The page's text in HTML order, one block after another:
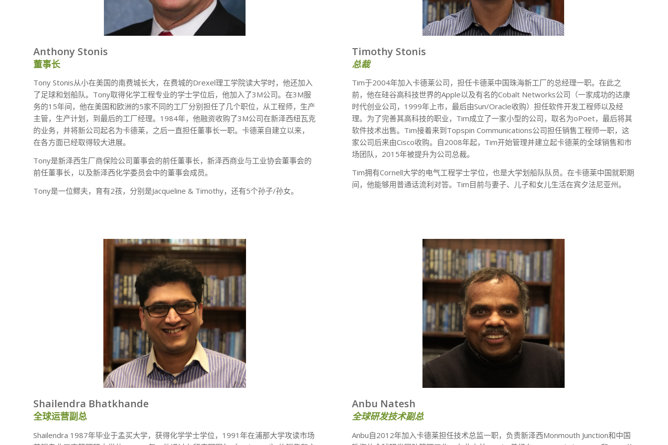
Anthony Stonis
董事长
Tony Stonis从小在美国的南费城长大，在费城的Drexel理工学院读大学时，他还加入
了足球和划船队。Tony取得化学工程专业的学士学位后，他加入了3M公司。在3M服
务的15年间，他在美国和欧洲的5家不同的工厂分别担任了几个职位，从工程师，生产
主管，生产计划，到最后的工厂经理。1984年，他融资收购了3M公司在新泽西纽瓦克
的业务，并将新公司起名为卡德莱，之后一直担任董事长一职。卡德莱自建立以来，
在各方面已经取得较大进展。
Tony是新泽西生厂商保险公司董事会的前任董事长，新泽西商业与工业协会董事会的
前任董事长，以及新泽西化学委员会中的董事会成员。
Tony是一位鳏夫，育有2孩，分别是Jacqueline & Timothy，还有5个孙子/孙女。
Timothy Stonis
总裁
Tim于2004年加入卡德莱公司，担任卡德莱中国珠海新工厂的总经理一职。在此之
前，他在硅谷高科技世界的Apple以及有名的Cobalt Networks公司（一家成功的达康
时代创业公司，1999年上市，最后由Sun/Oracle收购）担任软件开发工程师以及经
理。为了完善其高科技的职业，Tim成立了一家小型的公司，取名为oPoet，最后将其
软件技术出售。Tim接着来到Topspin Communications公司担任销售工程师一职，这
家公司后来由Cisco收购。自2008年起，Tim开始管理并建立起卡德莱的全球销售和市
场团队，2015年被提升为公司总裁。
Tim拥有Cornell大学的电气工程学士学位，也是大学划船队队员。在卡德莱中国就职期
间，他能够用普通话流利对答。Tim目前与妻子、儿子和女儿生活在宾夕法尼亚州。
Shailendra Bhatkhande
全球运营副总
Shailendra 1987年毕业于孟买大学，获得化学学士学位，1991年在浦那大学攻读市场
Anbu Natesh
全球研发技术副总
Anbu自2012年加入卡德莱担任技术总监一职，负责新泽西Monmouth Junction和中国